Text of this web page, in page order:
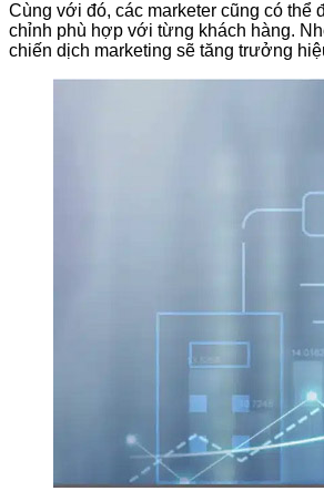
Cùng với đó, các marketer cũng có thể
chỉnh phù hợp với từng khách hàng.
chiến dịch marketing sẽ tăng trưởng